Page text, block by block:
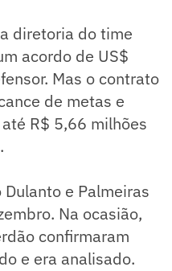
diretoria do time
acordo de US$
Mas o contrato
de metas e
R$ 5,66 milhões
e Palmeiras
Na ocasião,
confirmaram
e era analisado.